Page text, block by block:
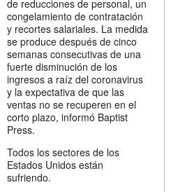
de reducciones de personal, un
congelamiento de contratación
y recortes salariales. La medida
se produce después de cinco
semanas consecutivas de una
fuerte disminución de los
ingresos a raíz del coronavirus
y la expectativa de que las
ventas no se recuperen en el
corto plazo, informó Baptist
Press.
Todos los sectores de los
Estados Unidos están
sufriendo.